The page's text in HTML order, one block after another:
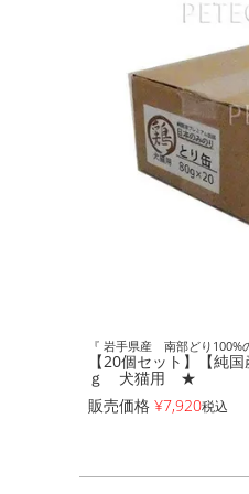
『 岩手県産 南部どり100%
【20個セット】【
ｇ 犬猫用 ★
販売価格 ¥7,920税込